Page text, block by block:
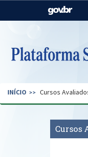
Casa Civil
Pecuária e
Secretaria de
INÍCIO Cursos
Cursos